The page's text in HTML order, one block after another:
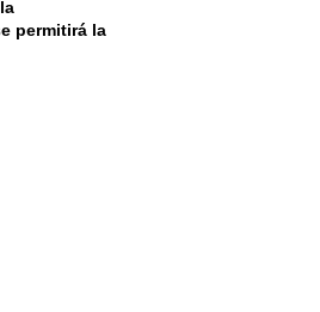
permitirá la